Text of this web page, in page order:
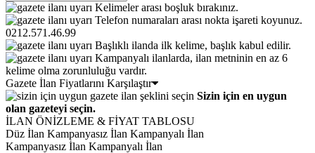
Kelimeler arası boşluk bırakınız.
Telefon numaraları arası nokta işareti koyunuz.
0212.571.46.99
Başlıklı ilanda ilk kelime, başlık kabul edilir.
Kampanyalı ilanlarda, ilan metninin en az 6
kelime olma zorunluluğu vardır.
Gazete İlan Fiyatlarını Karşılaştır
Sizin için en uygun
olan gazeteyi seçin.
İLAN ÖNİZLEME & FİYAT TABLOSU
Düz İlan Kampanyasız İlan Kampanyalı İlan
Kampanyasız İlan Kampanyalı İlan